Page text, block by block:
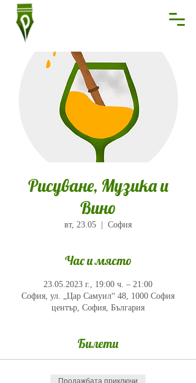
Рисуване, Музика и
Вино
вт, 23.05 София
Час и място
23.05.2023 г., 19:00 ч. – 21:00
София, ул. „Цар Самуил“ 48, 1000 София
център, София, България
Билети
Продажбата приключи